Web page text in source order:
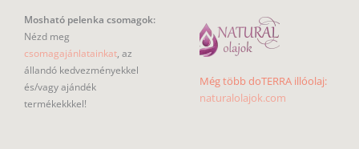
Mosható pelenka csomagok:
Nézd meg
csomagajánlatainkat, az
állandó kedvezményekkel
és/vagy ajándék
termékekkkel!
Még több doTERRA illóolaj:
naturalolajok.com